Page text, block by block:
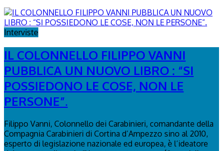
Interviste
IL COLONNELLO FILIPPO VANNI
PUBBLICA UN NUOVO LIBRO : “SI
POSSIEDONO LE COSE, NON LE
PERSONE”.
Filippo Vanni, Colonnello dei Carabinieri, comandante della
Compagnia Carabinieri di Cortina d’Ampezzo sino al 2010,
esperto di legislazione nazionale ed europea, è l’ideatore